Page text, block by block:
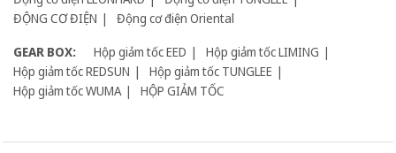
ĐỘNG CƠ ĐIỆN
Động cơ điện Oriental
GEAR BOX:
Hộp giảm tốc EED
Hộp giảm tốc LIMING
Hộp giảm tốc REDSUN
Hộp giảm tốc TUNGLEE
Hộp giảm tốc WUMA
HỘP GIẢM TỐC